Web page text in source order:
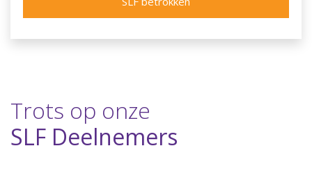
Trots op onze
SLF Deelnemers